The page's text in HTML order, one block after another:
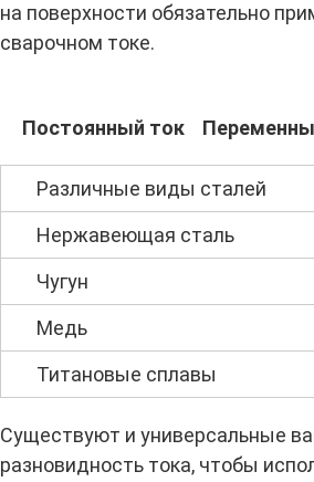
на поверхности обязательно
сварочном токе.
Постоянный ток
Различные виды сталей
Нержавеющая сталь
Чугун
Медь
Титановые сплавы
Существуют и универсальные
разновидность тока, чтобы